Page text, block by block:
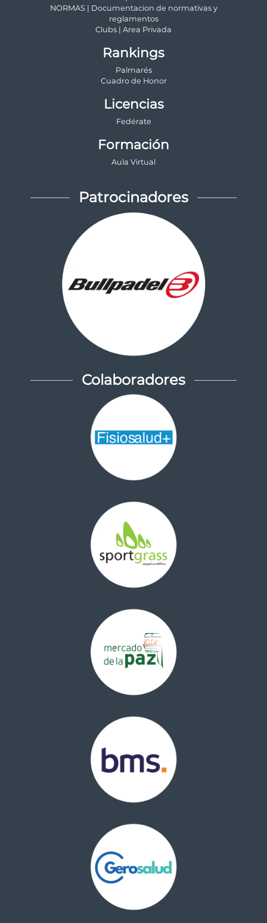
NORMAS | Documentacion de normativas y
reglamentos
Clubs | Area Privada
Rankings
Palmarés
Cuadro de Honor
Licencias
Fedérate
Formación
Aula Virtual
Patrocinadores
Colaboradores